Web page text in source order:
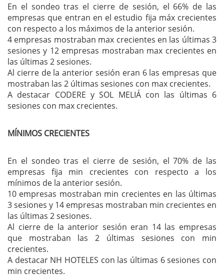
En el sondeo tras el cierre de sesión, el 66% de las
empresas que entran en el estudio fija máx crecientes
con respecto a los máximos de la anterior sesión.
4 empresas mostraban max crecientes en las últimas 3
sesiones y 12 empresas mostraban max crecientes en
las últimas 2 sesiones.
Al cierre de la anterior sesión eran 6 las empresas que
mostraban las 2 últimas sesiones con max crecientes.
A destacar CODERE y SOL MELIÁ con las últimas 6
sesiones con max crecientes.
MÍNIMOS CRECIENTES
En el sondeo tras el cierre de sesión, el 70% de las
empresas fija min crecientes con respecto a los
mínimos de la anterior sesión.
10 empresas mostraban min crecientes en las últimas
3 sesiones y 14 empresas mostraban min crecientes en
las últimas 2 sesiones.
Al cierre de la anterior sesión eran 14 las empresas
que mostraban las 2 últimas sesiones con min
crecientes.
A destacar NH HOTELES con las últimas 6 sesiones con
min crecientes.